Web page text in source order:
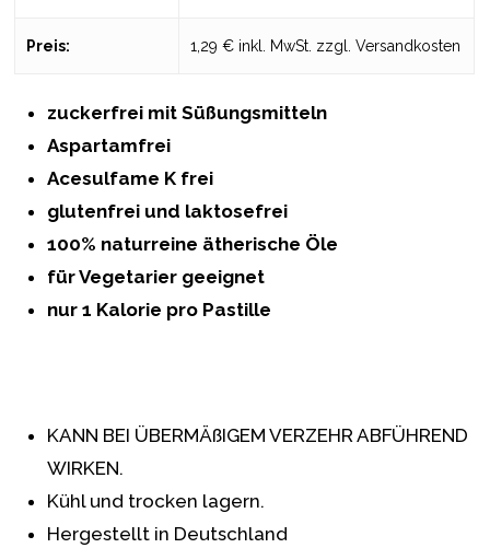
Preis: 1,29 € inkl. MwSt. zzgl. Versandkosten
zuckerfrei mit Süßungsmitteln
Aspartamfrei
Acesulfame K frei
glutenfrei und laktosefrei
100% naturreine ätherische Öle
für Vegetarier geeignet
nur 1 Kalorie pro Pastille
KANN BEI ÜBERMÄßIGEM VERZEHR ABFÜHREND
WIRKEN.
Kühl und trocken lagern.
Hergestellt in Deutschland